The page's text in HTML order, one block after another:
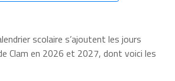
scolaire s’ajoutent les jours
Clam en 2026 et 2027, dont voici les